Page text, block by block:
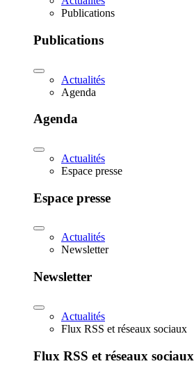
Publications
Publications
Actualités
Agenda
Agenda
Actualités
Espace presse
Espace presse
Actualités
Newsletter
Newsletter
Actualités
Flux RSS et réseaux sociaux
Flux RSS et réseaux sociaux